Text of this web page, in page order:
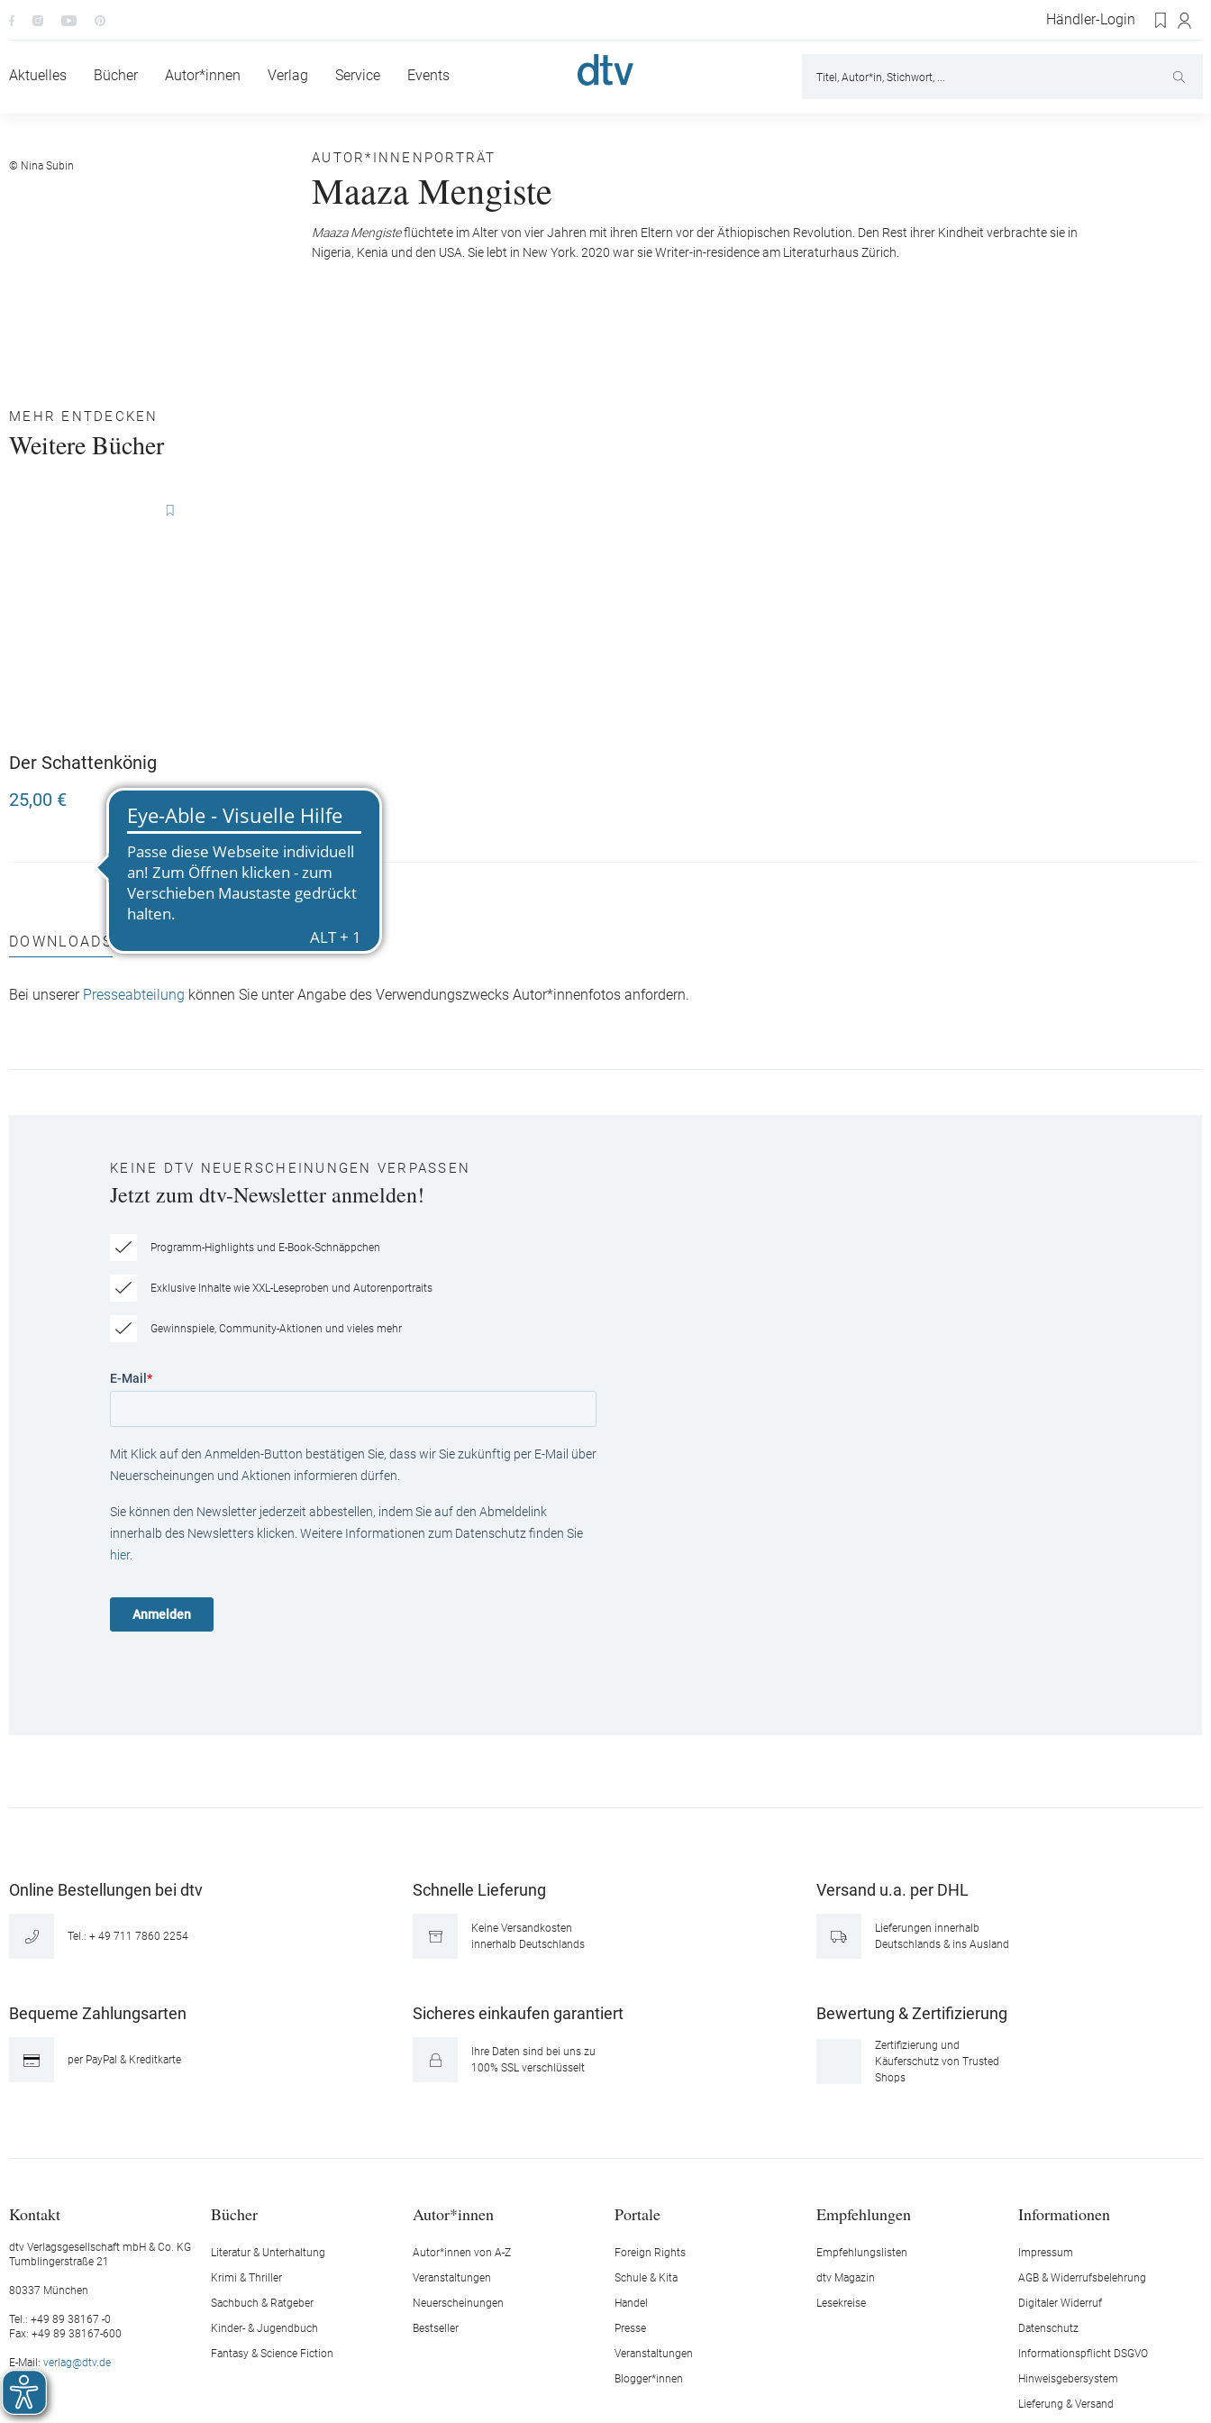
Händler-Login
Aktuelles Bücher Autor*innen Verlag Service Events
© Nina Subin AUTOR*INNENPORTRÄT
Maaza Mengiste
Maaza Mengisteflüchtete im Alter von vier Jahren mit ihren Eltern vor der Äthiopischen Revolution. Den Rest ihrer Kindheit verbrachte sie in
Nigeria, Kenia und den USA. Sie lebt in New York. 2020 war sie Writer-in-residence am Literaturhaus Zürich.
MEHR ENTDECKEN
Weitere Bücher
Der Schattenkönig
25,00 €
DOWNLOADS
Bei unserer Presseabteilung können Sie unter Angabe des Verwendungszwecks Autor*innenfotos anfordern.
KEINE DTV NEUERSCHEINUNGEN VERPASSEN
Jetzt zum dtv-Newsletter anmelden!
Programm-Highlights und E-Book-Schnäppchen
Exklusive Inhalte wie XXL-Leseproben und Autorenportraits
Gewinnspiele, Community-Aktionen und vieles mehr
E-Mail *
Mit Klick auf den Anmelden-Button bestätigen Sie, dass wir Sie zukünftig per E-Mail über
Neuerscheinungen und Aktionen informieren dürfen.
Sie können den Newsletter jederzeit abbestellen, indem Sie auf den Abmeldelink
innerhalb des Newsletters klicken. Weitere Informationen zum Datenschutz finden Sie
hier.
Online Bestellungen bei dtv
Tel.: + 49 711 7860 2254
Schnelle Lieferung
Keine Versandkosten
innerhalb Deutschlands
Versand u.a. per DHL
Lieferungen innerhalb
Deutschlands & ins Ausland
Bequeme Zahlungsarten
per PayPal & Kreditkarte
Sicheres einkaufen garantiert
Ihre Daten sind bei uns zu
100% SSL verschlüsselt
Bewertung & Zertifizierung
Zertifizierung und
Käuferschutz von Trusted
Shops
Kontakt
dtv Verlagsgesellschaft mbH & Co. KG
Tumblingerstraße 21
80337 München
Tel.: +49 89 38167 -0
Fax: +49 89 38167-600
E-Mail: verlag@dtv.de
Bücher
Literatur & Unterhaltung
Krimi & Thriller
Sachbuch & Ratgeber
Kinder- & Jugendbuch
Fantasy & Science Fiction
Autor*innen
Autor*innen von A-Z
Veranstaltungen
Neuerscheinungen
Bestseller
Portale
Foreign Rights
Schule & Kita
Handel
Presse
Veranstaltungen
Blogger*innen
Empfehlungen
Empfehlungslisten
dtv Magazin
Lesekreise
Informationen
Impressum
AGB & Widerrufsbelehrung
Digitaler Widerruf
Datenschutz
Informationspflicht DSGVO
Hinweisgebersystem
Lieferung & Versand